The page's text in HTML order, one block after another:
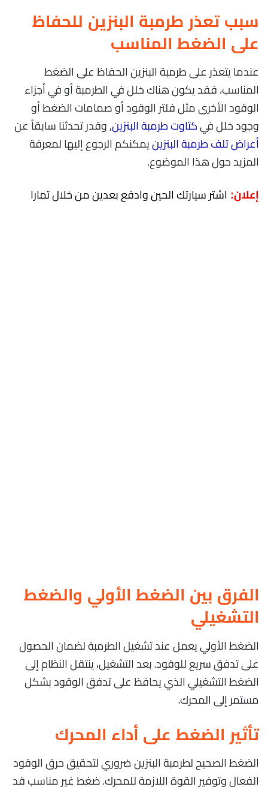
سبب تعذر طرمبة البنزين للحفاظ
على الضغط المناسب
عندما يتعذر على طرمبة البنزين الحفاظ على الضغط
المناسب، فقد يكون هناك خلل في الطرمبة أو في أجزاء
الوقود الأخرى مثل فلتر الوقود أو صمامات الضغط أو
وجود خلل فيكتاوت طرمبة البنزين, وقدر تحدثنا سابقاً عن
أعراض تلف طرمبة البنزينيمكنكم الرجوع إليها لمعرفة
المزيد حول هذا الموضوع.
إعلان: اشتر سيارتك الحين وادفع بعدين من خلال تمارا
الفرق بين الضغط الأولي والضغط
التشغيلي
الضغط الأولي يعمل عند تشغيل الطرمبة لضمان الحصول
على تدفق سريع للوقود. بعد التشغيل، ينتقل النظام إلى
الضغط التشغيلي الذي يحافظ على تدفق الوقود بشكل
مستمر إلى المحرك.
تأثير الضغط على أداء المحرك
الضغط الصحيح لطرمبة البنزين ضروري لتحقيق حرق الوقود
الفعال وتوفير القوة اللازمة للمحرك. ضغط غير مناسب قد